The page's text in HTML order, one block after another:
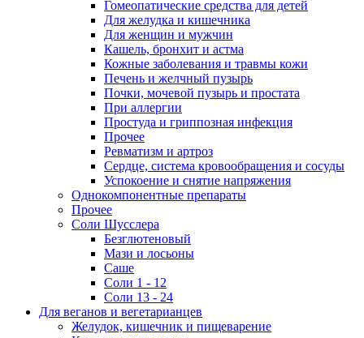
Гомеопатические средства для детей
Для желудка и кишечника
Для женщин и мужчин
Кашель, бронхит и астма
Кожные заболевания и травмы кожи
Печень и желчный пузырь
Почки, мочевой пузырь и простата
При аллергии
Простуда и гриппозная инфекция
Прочее
Ревматизм и артроз
Сердце, система кровообращения и сосуды
Успокоение и снятие напряжения
Однокомпонентные препараты
Прочее
Соли Шусслера
Безглютеновый
Мази и лосьоны
Саше
Соли 1 - 12
Соли 13 - 24
Для веганов и вегетарианцев
Желудок, кишечник и пищеварение